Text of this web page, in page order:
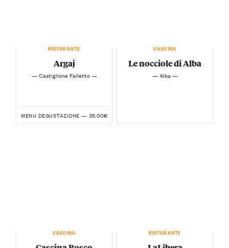
RISTORANTE
Argaj
— Castiglione Falletto —
MENU DEGUSTAZIONE — 35.00€
CASCINA
Le nocciole di Alba
— Alba —
CASCINA RISTORANTE